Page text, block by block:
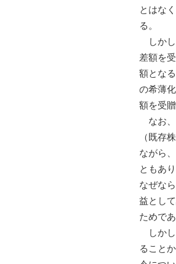
とはな
る。
しかし
差額を
額とな
の希薄
額を受
なお、
（既存
ながら
ともあ
なぜな
益とし
ためであ
しかし
ること